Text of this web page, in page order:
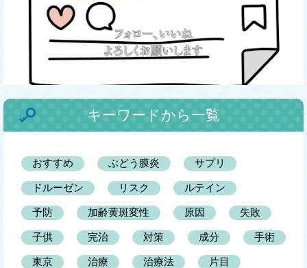
キーワードから一覧
おすすめ ぶどう膜炎 サプリ
ドルーゼン リスク ルテイン
予防 加齢黄斑変性 原因 失敗
子供 完治 対策 成分 手術
東京 治療 治療法 片目